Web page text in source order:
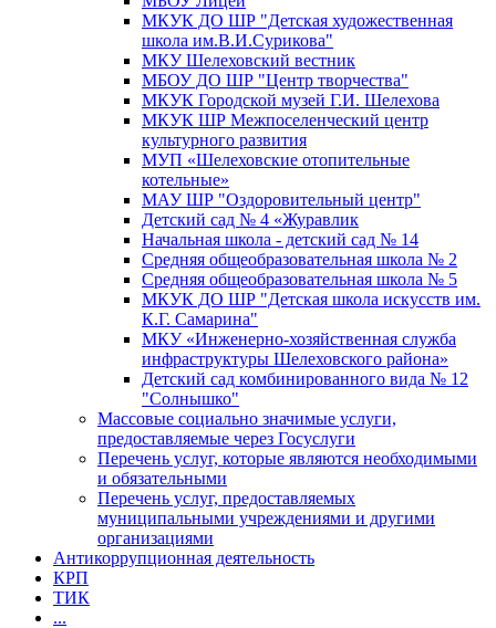
МКУК ДО ШР "Детская художественная
школа им.В.И.Сурикова"
МКУ Шелеховский вестник
МБОУ ДО ШР "Центр творчества"
МКУК Городской музей Г.И. Шелехова
МКУК ШР Межпоселенческий центр
культурного развития
МУП «Шелеховские отопительные
котельные»
МАУ ШР "Оздоровительный центр"
Детский сад № 4 «Журавлик
Начальная школа - детский сад № 14
Средняя общеобразовательная школа № 2
Средняя общеобразовательная школа № 5
МКУК ДО ШР "Детская школа искусств им.
К.Г. Самарина"
МКУ «Инженерно-хозяйственная служба
инфраструктуры Шелеховского района»
Детский сад комбинированного вида № 12
"Солнышко"
Массовые социально значимые услуги,
предоставляемые через Госуслуги
Перечень услуг, которые являются необходимыми
и обязательными
Перечень услуг, предоставляемых
муниципальными учреждениями и другими
организациями
Антикоррупционная деятельность
КРП
ТИК
...